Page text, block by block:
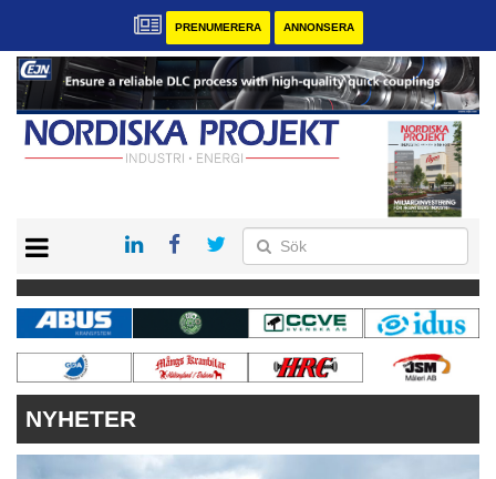
PRENUMERERA ANNONSERA
KONTAKT
VÅRA ANDRA MAGASIN
PRENUMERERA
ANNONSERA
NYHETER